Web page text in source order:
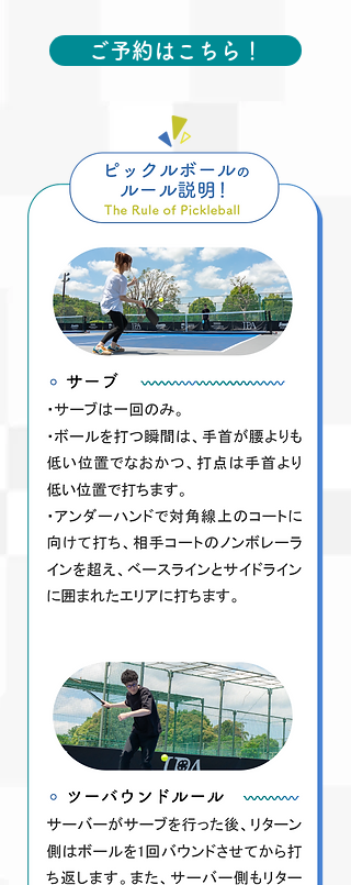
ご予約はこちら！